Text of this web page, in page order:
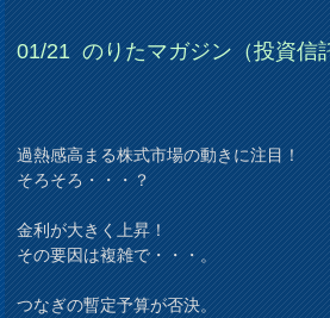
01/21 のりたマガジン（投資信
過熱感高まる株式市場の動きに注目！
そろそろ・・・？
金利が大きく上昇！
その要因は複雑で・・・。
つなぎの暫定予算が否決。